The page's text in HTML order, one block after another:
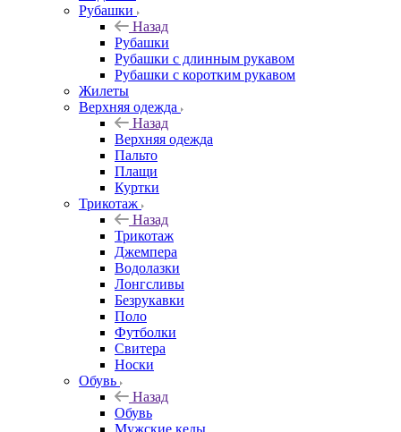
Рубашки
Назад
Рубашки
Рубашки с длинным рукавом
Рубашки с коротким рукавом
Жилеты
Верхняя одежда
Назад
Верхняя одежда
Пальто
Плащи
Куртки
Трикотаж
Назад
Трикотаж
Джемпера
Водолазки
Лонгсливы
Безрукавки
Поло
Футболки
Свитера
Носки
Обувь
Назад
Обувь
Мужские кеды